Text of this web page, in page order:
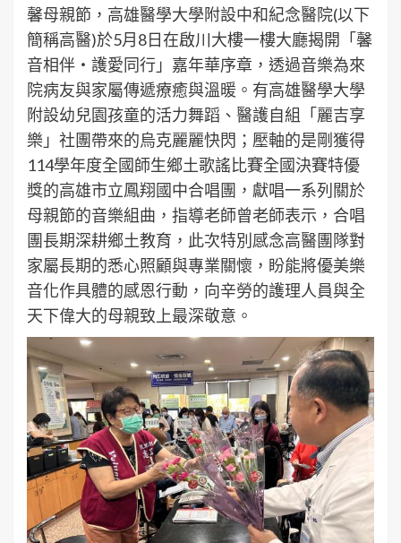
馨母親節，高雄醫學大學附設中和紀念醫院(以下
簡稱高醫)於5月8日在啟川大樓一樓大廳揭開「馨
音相伴・護愛同行」嘉年華序章，透過音樂為來
院病友與家屬傳遞療癒與溫暖。有高雄醫學大學
附設幼兒園孩童的活力舞蹈、醫護自組「麗吉享
樂」社團帶來的烏克麗麗快閃；壓軸的是剛獲得
114學年度全國師生鄉土歌謠比賽全國決賽特優
獎的高雄市立鳳翔國中合唱團，獻唱一系列關於
母親節的音樂組曲，指導老師曾老師表示，合唱
團長期深耕鄉土教育，此次特別感念高醫團隊對
家屬長期的悉心照顧與專業關懷，盼能將優美樂
音化作具體的感恩行動，向辛勞的護理人員與全
天下偉大的母親致上最深敬意。